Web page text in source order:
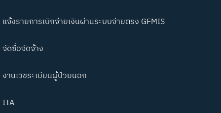
แจ้งรายการเบิกจ่ายเงินผ่านระบบจ่ายตรง GFMIS
จัดซื้อจัดจ้าง
งานเวชระเบียนผู้ป่วยนอก
ITA